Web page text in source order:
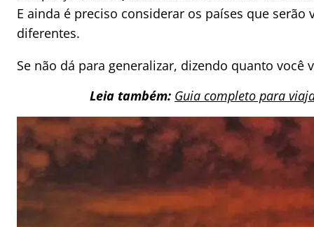
E ainda é preciso considerar os países que
diferentes.
Se não dá para generalizar, dizendo quanto
Leia também: Guia completo para